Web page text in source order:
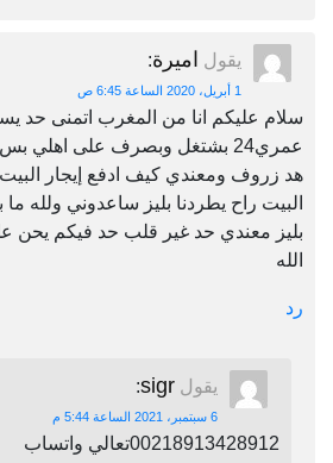
يقول اميرة:
1 أبريل، 2020 الساعة 6:45 ص
سلام عليكم انا من المغرب اتمنى حد
عمري24 بشتغل وبصرف على
هد زروف ومعندي كيف ادفع إيجار
البيت راح يطردنا بليز ساعدوني ولله
بليز معندي حد غير قلب حد فيكم يحن
الله
رد
يقول sigr
:
6 سبتمبر، 2021 الساعة 5:44 م
00218913428912تعالي واتساب